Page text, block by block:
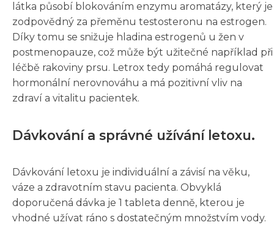
látka působí blokováním enzymu aromatázy, který je
zodpovědný za přeměnu testosteronu na estrogen.
Díky tomu se snižuje hladina estrogenů u žen v
postmenopauze, což může být užitečné například při
léčbě rakoviny prsu. Letrox tedy pomáhá regulovat
hormonální nerovnováhu a má pozitivní vliv na
zdraví a vitalitu pacientek.
Dávkování a správné užívání letoxu.
Dávkování letoxu je individuální a závisí na věku,
váze a zdravotním stavu pacienta. Obvyklá
doporučená dávka je 1 tableta denně, kterou je
vhodné užívat ráno s dostatečným množstvím vody.